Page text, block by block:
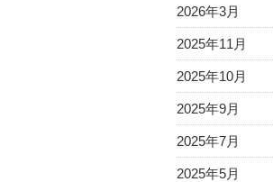
2026年3月
2025年11月
2025年10月
2025年9月
2025年7月
2025年5月